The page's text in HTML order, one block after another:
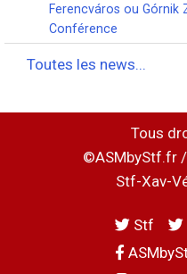
Ferencváros ou Górnik
Conférence
Toutes les news...
Tous
©ASMbyStf.fr
Stf-Xav-
Stf